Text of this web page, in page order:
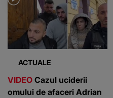
ACTUALE
VIDEO Cazul uciderii
omului de afaceri Adrian